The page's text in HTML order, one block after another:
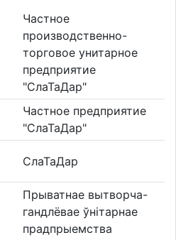
Частное
производственно-
торговое унитарное
предприятие
"СлаТаДар"
Частное предприятие
"СлаТаДар"
СлаТаДар
Прыватнае вытворча-
гандлёвае ўнітарнае
прадпрыемства